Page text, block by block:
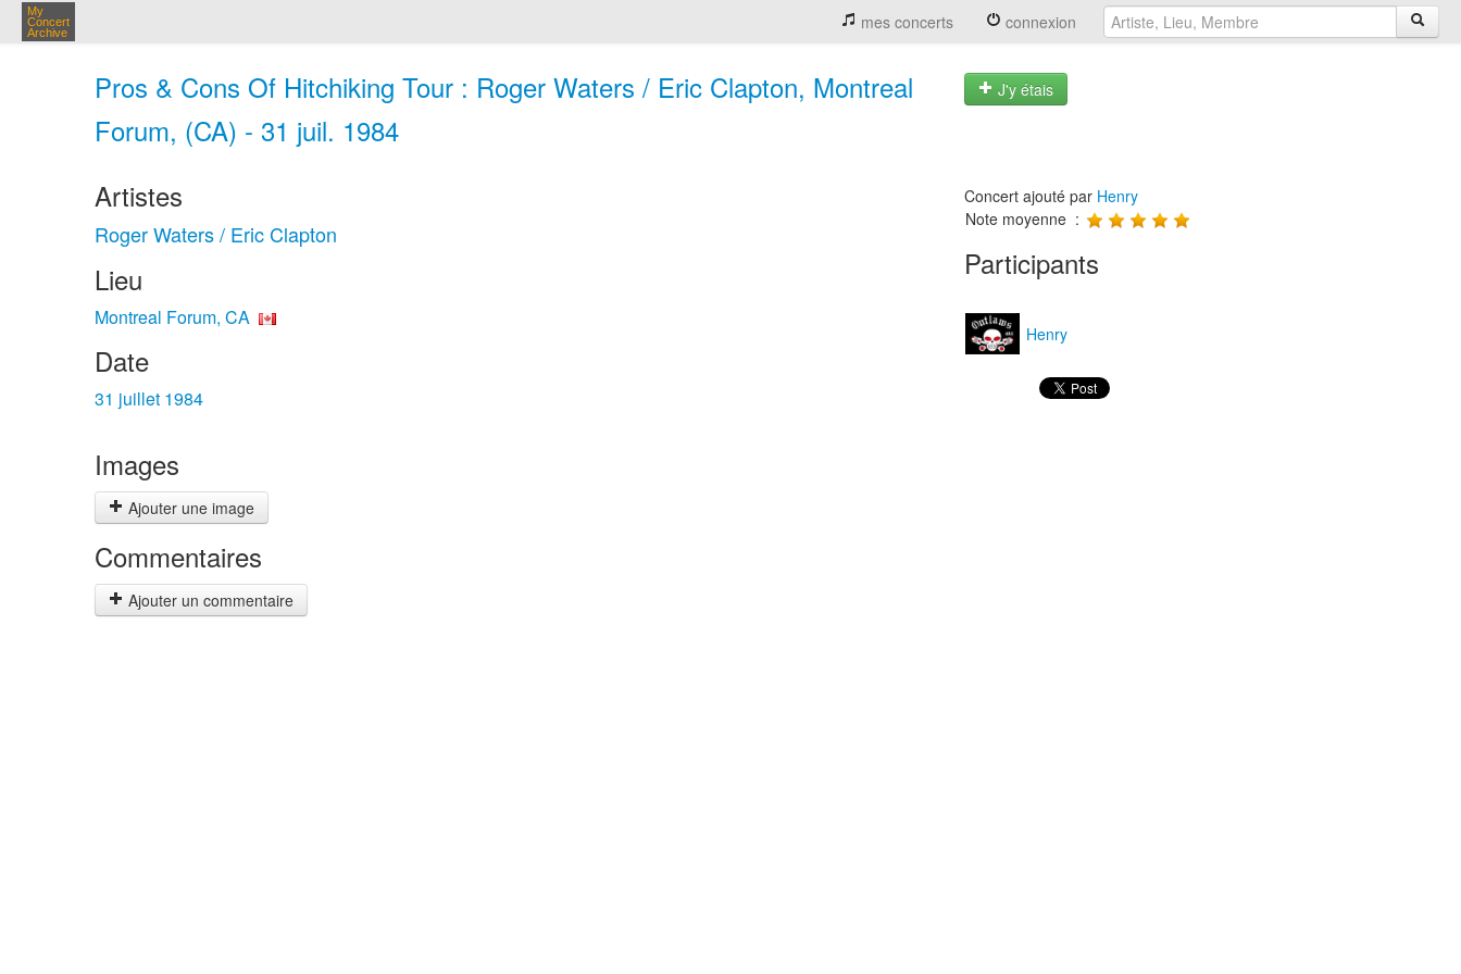
My
Concert
Archive
mes concerts connexion
Pros & Cons Of Hitchiking Tour : Roger Waters / Eric Clapton, Montreal
Forum, (CA) - 31 juil. 1984
J'y étais
Artistes
Roger Waters / Eric Clapton
Lieu
Montreal Forum, CA
Date
31 juillet 1984
Images
Ajouter une image
Commentaires
Ajouter un commentaire
Concert ajouté par Henry
Note moyenne :
Participants
Henry